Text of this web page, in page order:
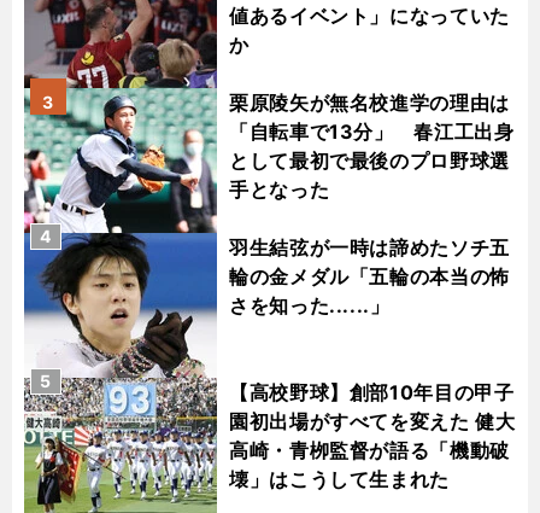
値あるイベント」になっていた
か
栗原陵矢が無名校進学の理由は
「自転車で13分」 春江工出身
として最初で最後のプロ野球選
手となった
3
羽生結弦が一時は諦めたソチ五
輪の金メダル「五輪の本当の怖
さを知った......」
4
【高校野球】創部10年目の甲子
園初出場がすべてを変えた 健大
高崎・青栁監督が語る「機動破
壊」はこうして生まれた
5